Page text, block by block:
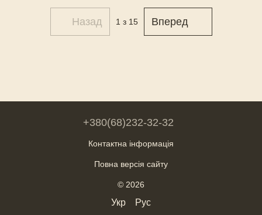
Назад 1 з 15 Вперед
+380(68)232-32-32
Контактна інформація
Повна версія сайту
© 2026
Укр Рус